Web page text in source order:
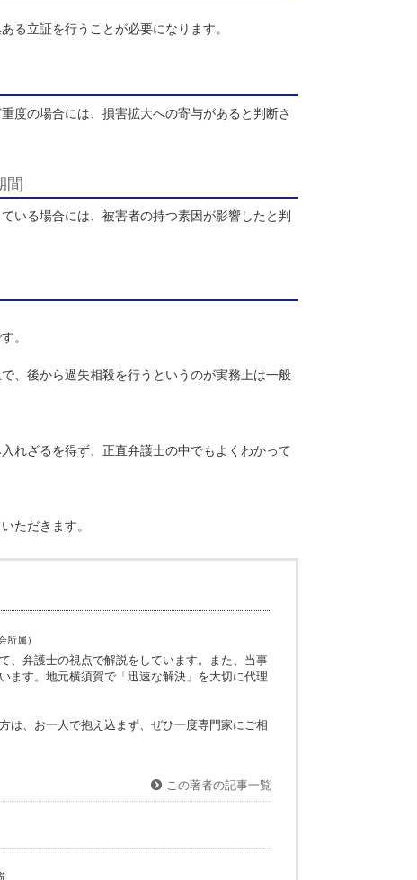
認してみましょう。
与えるほど重度の場合には、損害拡大への寄与があると判断さ
均的な期間
ります。
するものです。
額をした上で、後から過失相殺を行うというのが実務上は一般
す。
スをさせていただきます。
奈川県弁護士会所属）
悩みに対して、弁護士の視点で解説をしています。また、当事
に更新しています。地元横須賀で「迅速な解決」を大切に代理